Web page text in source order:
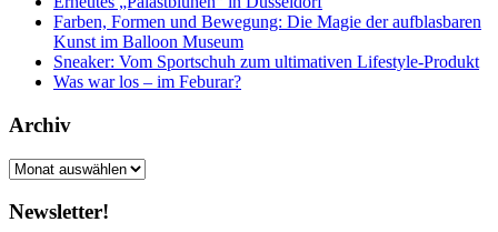
Farben, Formen und Bewegung: Die Magie der aufblasbaren
Kunst im Balloon Museum
Sneaker: Vom Sportschuh zum ultimativen Lifestyle-Produkt
Was war los – im Feburar?
Archiv
Archiv
Newsletter!